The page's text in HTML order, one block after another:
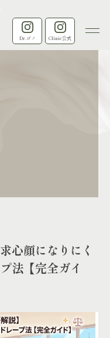
心顔になりにく
法【完全ガイ
Dr.ゴノ Clinic公式